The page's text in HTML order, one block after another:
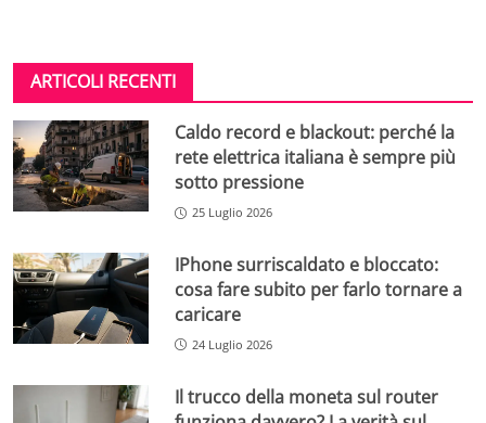
ARTICOLI RECENTI
Caldo record e blackout: perché la
rete elettrica italiana è sempre più
sotto pressione
25 Luglio 2026
IPhone surriscaldato e bloccato:
cosa fare subito per farlo tornare a
caricare
24 Luglio 2026
Il trucco della moneta sul router